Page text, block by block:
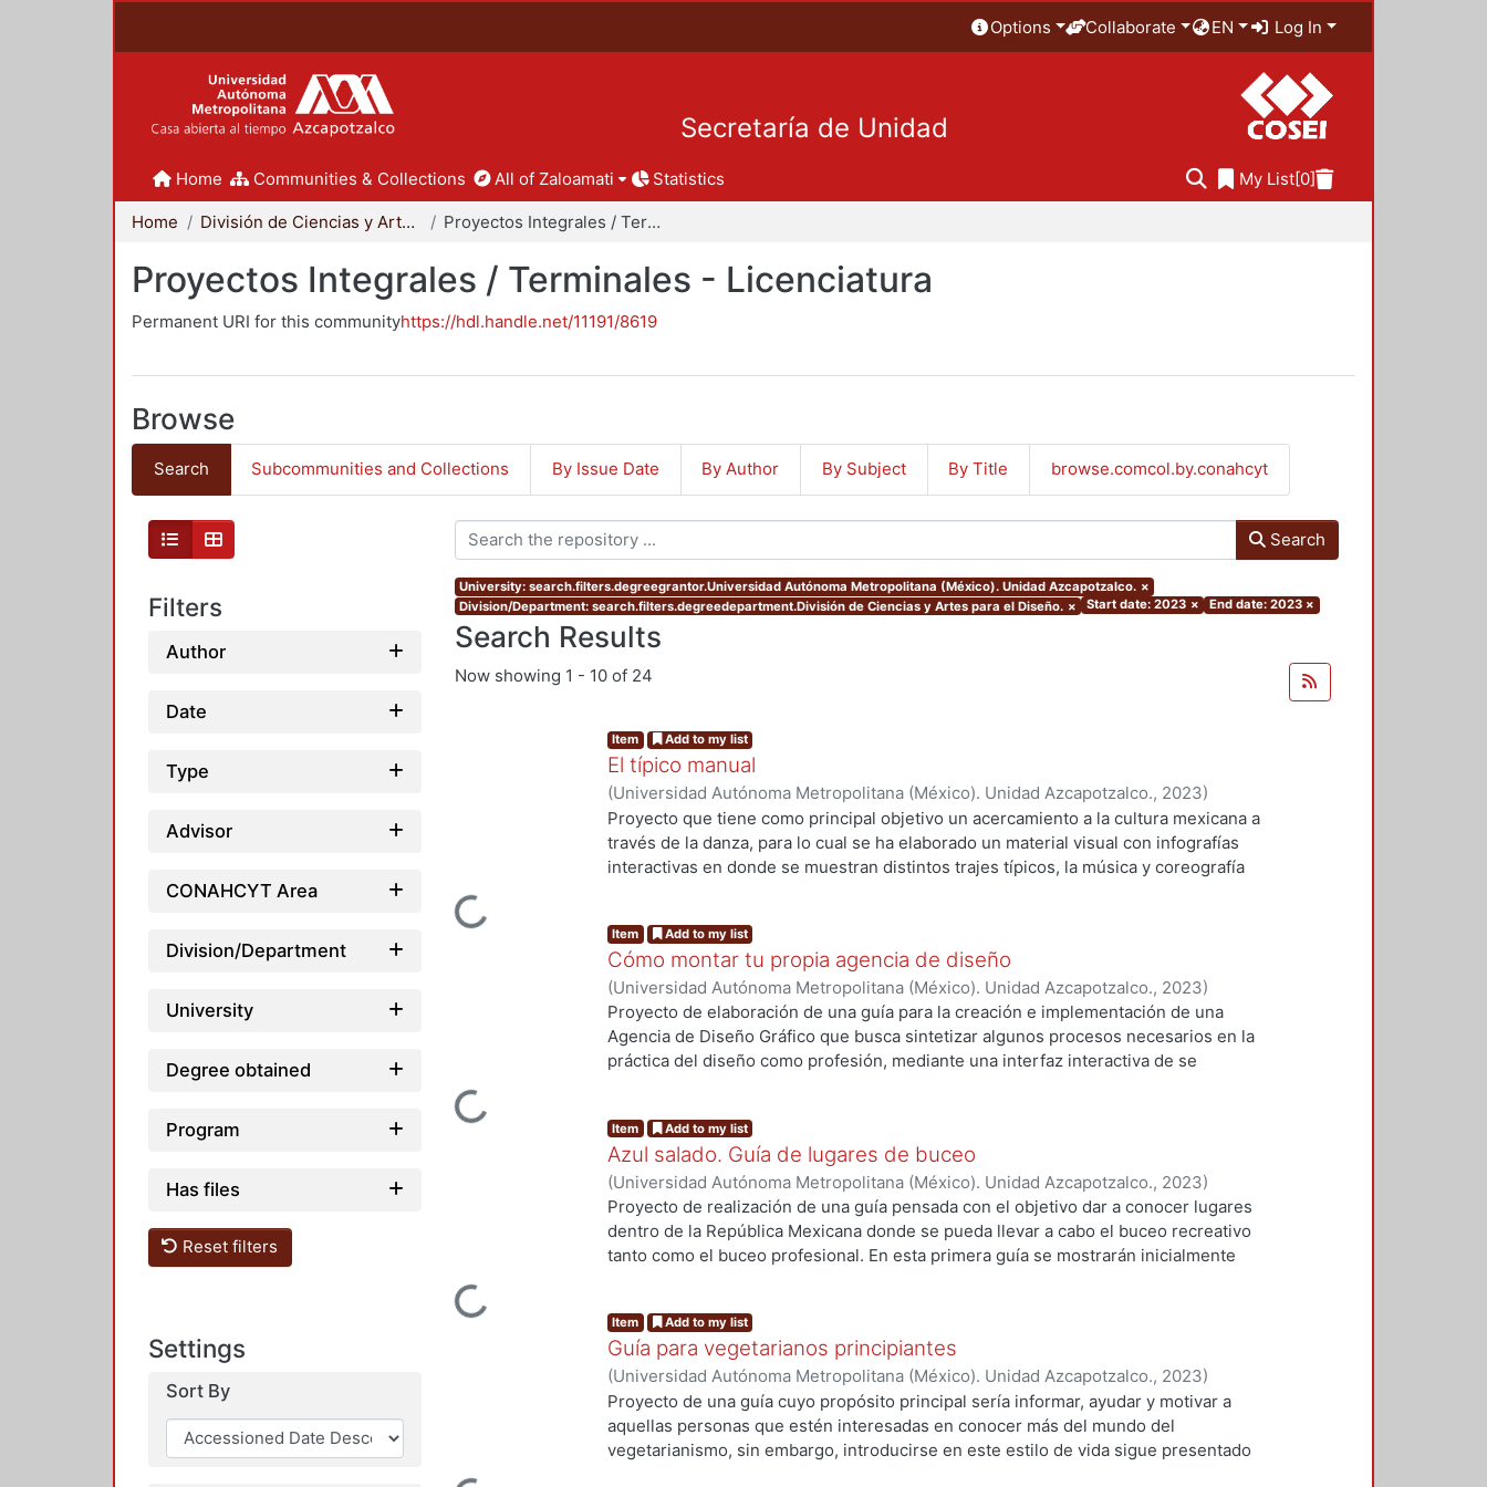
Options Collaborate EN Log In
Secretaría de Unidad
Home Communities & Collections All of Zaloamati Statistics My List[0]
Home División de Ciencias y Artes para el Diseño Proyectos Integrales / Terminales - Licenciatura
Proyectos Integrales / Terminales - Licenciatura
Permanent URI for this communityhttps://hdl.handle.net/11191/8619
Browse
Search Subcommunities and Collections By Issue Date By Author By Subject By Title browse.comcol.by.conahcyt
Filters
Author
Date
Type
Advisor
CONAHCYT Area
Division/Department
University
Degree obtained
Program
Has files
Reset filters
Settings
Sort By
Search
University: search.filters.degreegrantor.Universidad Autónoma Metropolitana (México). Unidad Azcapotzalco. ×
Division/Department: search.filters.degreedepartment.División de Ciencias y Artes para el Diseño. × Start date: 2023 × End date: 2023 ×
Search Results
Now showing 1 - 10 of 24
Loading...
Item Add to my list
El típico manual
(Universidad Autónoma Metropolitana (México). Unidad Azcapotzalco., 2023)
Estrada Ramírez, Emmanuel Alejandro
Proyecto que tiene como principal objetivo un acercamiento a la cultura mexicana a
través de la danza, para lo cual se ha elaborado un material visual con infografías
interactivas en donde se muestran distintos trajes típicos, la música y coreografía
la danza, ya que dentro del contenido se pueden observar diferentes estilos de
coreografías con acompañamiento musical en listas de reproducción que junto a la
descripción del traje típico nos muestran un poco de las tradiciones de cada uno de
los estados y así empaparnos un poco más de la cultura mexicana.
Loading...
Item Add to my list
Cómo montar tu propia agencia de diseño
(Universidad Autónoma Metropolitana (México). Unidad Azcapotzalco., 2023)
Brígido Torres, Julio Eduardo
Proyecto de elaboración de una guía para la creación e implementación de una
Agencia de Diseño Gráfico que busca sintetizar algunos procesos necesarios en la
práctica del diseño como profesión, mediante una interfaz interactiva de se
Loading...
Item Add to my list
Azul salado. Guía de lugares de buceo
(Universidad Autónoma Metropolitana (México). Unidad Azcapotzalco., 2023)
González Elizarrarás, Lizzauli;Aguilar Arana, Jessica Karen
Proyecto de realización de una guía pensada con el objetivo dar a conocer lugares
dentro de la República Mexicana donde se pueda llevar a cabo el buceo recreativo
tanto como el buceo profesional. En esta primera guía se mostrarán inicialmente
intermedio y uno de nivel avanzado con el fin de que ayude a aquellos que van
iniciando y no tienen mucha experiencia en los viajes y vean que no es complicado
poder llegar a muchos lugares. La guía pretende ser un manual, donde seden
recomendaciones de los sitios de buceo desde el cómo llegar, si te recomendamos
o no quesea por carretera, si es seguro o no, donde poder comer, hospedarte, que
poder hacer incluso en los tiempos libres que tengas después de haber hecho tus
Item Add to my list
Guía para vegetarianos principiantes
(Universidad Autónoma Metropolitana (México). Unidad Azcapotzalco., 2023)
Morales Sandoval, Elizabeth
Proyecto de una guía cuyo propósito principal sería informar, ayudar y motivar a
aquellas personas que estén interesadas en conocer más del mundo del
vegetarianismo, sin embargo, introducirse en este estilo de vida sigue presentado